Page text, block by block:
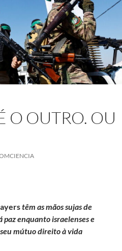
O OUTRO. OU
têm as mãos sujas de
paz enquanto israelenses e
mútuo direito à vida
outro. Ou não.